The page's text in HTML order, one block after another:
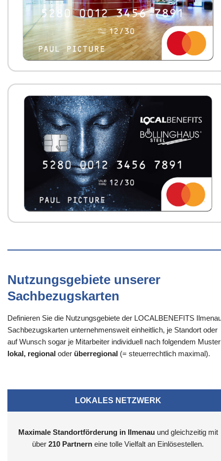
Nutzungsgebiete unserer
Sachbezugskarten
Definieren Sie die Nutzungsgebiete der LOCALBENEFITS
Sachbezugskarten unternehmensweit einheitlich, je Standort oder
auf Wunsch sogar je Mitarbeiter individuell nach folgendem
lokal, regional oder überregional (= steuerrechtlich maximal).
LOKALES NETZWERK
Maximale Standortförderung in Ilmenauund gleichzeitig mit
über 210 Partnern eine tolle Vielfalt an Einlösestellen.